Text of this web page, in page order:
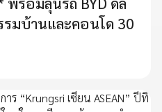
มบ้านและคอนโด 30